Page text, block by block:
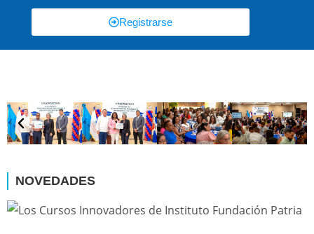
Registrarse
NOVEDADES